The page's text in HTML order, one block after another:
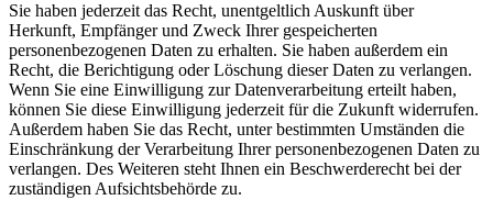
Sie haben jederzeit das Recht, unentgeltlich Auskunft über
Herkunft, Empfänger und Zweck Ihrer gespeicherten
personenbezogenen Daten zu erhalten. Sie haben außerdem ein
Recht, die Berichtigung oder Löschung dieser Daten zu verlangen.
Wenn Sie eine Einwilligung zur Datenverarbeitung erteilt haben,
können Sie diese Einwilligung jederzeit für die Zukunft widerrufen.
Außerdem haben Sie das Recht, unter bestimmten Umständen die
Einschränkung der Verarbeitung Ihrer personenbezogenen Daten zu
verlangen. Des Weiteren steht Ihnen ein Beschwerderecht bei der
zuständigen Aufsichtsbehörde zu.